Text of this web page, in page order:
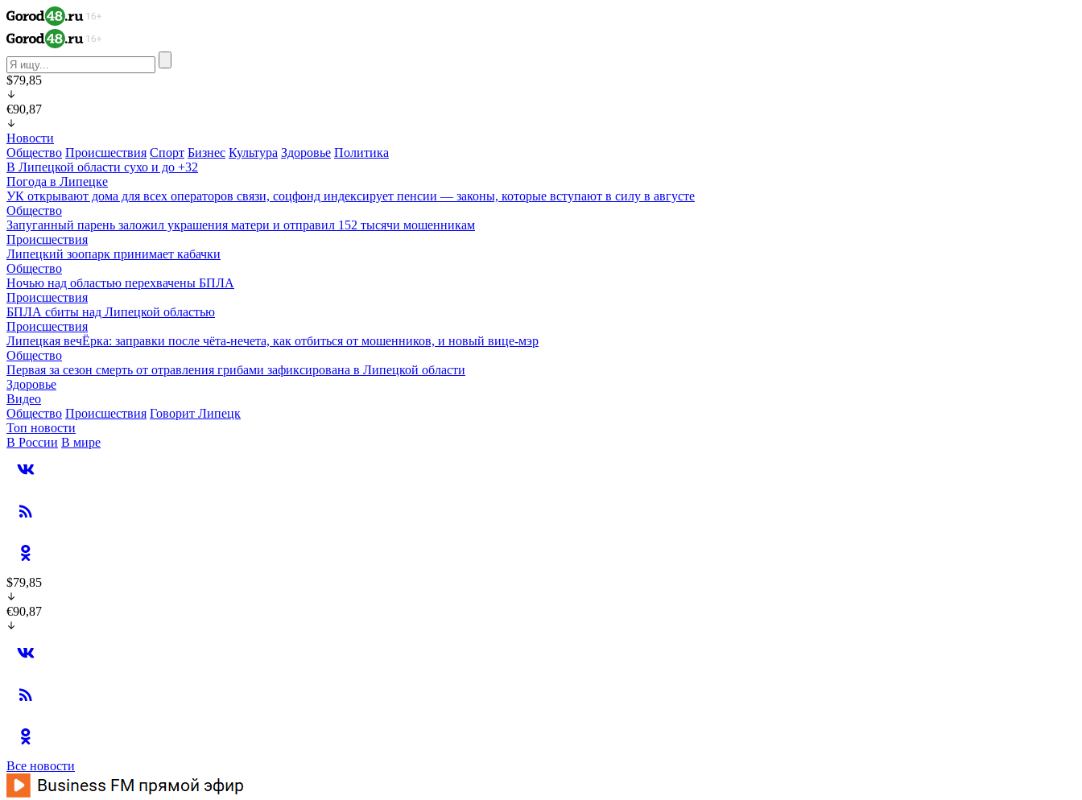
$79,85
€90,87
Новости
Общество Происшествия Спорт Бизнес Культура Здоровье Политика
В Липецкой области сухо и до +32
Погода в Липецке
УК открывают дома для всех операторов связи, соцфонд индексирует пенсии — законы, которые вступают в силу в августе
Общество
Запуганный парень заложил украшения матери и отправил 152 тысячи мошенникам
Происшествия
Липецкий зоопарк принимает кабачки
Общество
Ночью над областью перехвачены БПЛА
Происшествия
БПЛА сбиты над Липецкой областью
Происшествия
Липецкая вечЁрка: заправки после чёта-нечета, как отбиться от мошенников, и новый вице-мэр
Общество
Первая за сезон смерть от отравления грибами зафиксирована в Липецкой области
Здоровье
Видео
Общество Происшествия Говорит Липецк
Топ новости
В России В мире
$79,85
€90,87
Все новости